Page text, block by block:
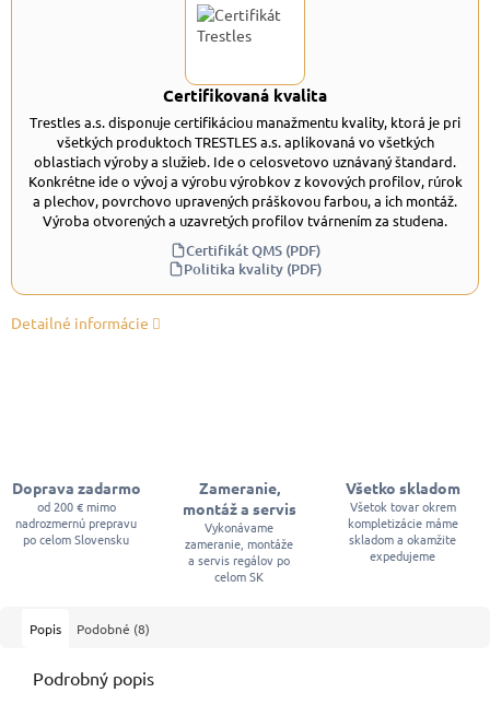
Certifikovaná kvalita
Trestles a.s. disponuje certifikáciou manažmentu kvality, ktorá je pri
všetkých produktoch TRESTLES a.s. aplikovaná vo všetkých
oblastiach výroby a služieb. Ide o celosvetovo uznávaný štandard.
Konkrétne ide o vývoj a výrobu výrobkov z kovových profilov, rúrok
a plechov, povrchovo upravených práškovou farbou, a ich montáž.
Výroba otvorených a uzavretých profilov tvárnením za studena.
Certifikát QMS (PDF)
Politika kvality (PDF)
Detailné informácie
Doprava zadarmo
od 200 € mimo
nadrozmernú prepravu
po celom Slovensku
Zameranie,
montáž a servis
Vykonávame
zameranie, montáže
a servis regálov po
celom SK
Všetko skladom
Všetok tovar okrem
kompletizácie máme
skladom a okamžite
expedujeme
Popis Podobné (8)
Podrobný popis